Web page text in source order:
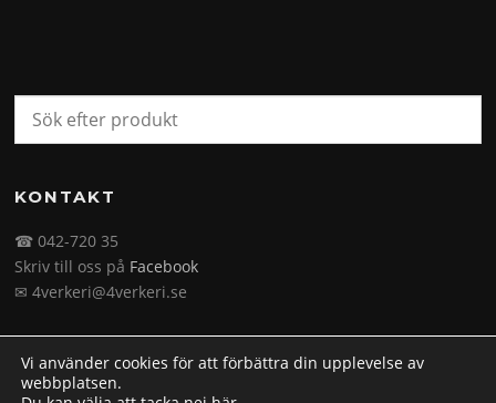
KONTAKT
☎ 042-720 35
Skriv till oss på Facebook
✉ 4verkeri@4verkeri.se
Vi använder cookies för att förbättra din upplevelse av
webbplatsen.